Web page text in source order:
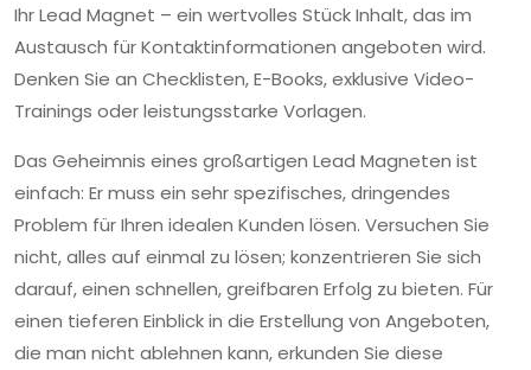
Ihr Lead Magnet – ein wertvolles Stück Inhalt, das im
Austausch für Kontaktinformationen angeboten wird.
Denken Sie an Checklisten, E-Books, exklusive Video-
Trainings oder leistungsstarke Vorlagen.
Das Geheimnis eines großartigen Lead Magneten ist
einfach: Er muss ein sehr spezifisches, dringendes
Problem für Ihren idealen Kunden lösen. Versuchen Sie
nicht, alles auf einmal zu lösen; konzentrieren Sie sich
darauf, einen schnellen, greifbaren Erfolg zu bieten. Für
einen tieferen Einblick in die Erstellung von Angeboten,
die man nicht ablehnen kann, erkunden Sie diese